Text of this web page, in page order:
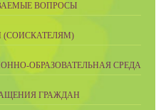
ВОПРОСЫ
ОБРАЗОВАТЕЛЬНАЯ СРЕДА
ГРАЖДАН